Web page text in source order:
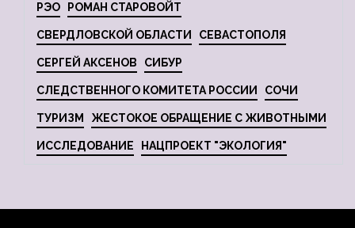
РЭО РОМАН СТАРОВОЙТ
СВЕРДЛОВСКОЙ ОБЛАСТИ СЕВАСТОПОЛЯ
СЕРГЕЙ АКСЕНОВ СИБУР
СЛЕДСТВЕННОГО КОМИТЕТА РОССИИ СОЧИ
ТУРИЗМ ЖЕСТОКОЕ ОБРАЩЕНИЕ С ЖИВОТНЫМИ
ИССЛЕДОВАНИЕ НАЦПРОЕКТ "ЭКОЛОГИЯ"